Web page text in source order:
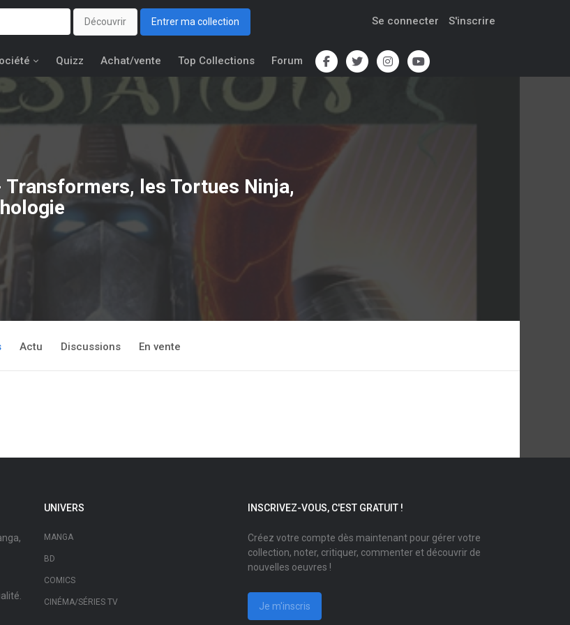
Découvrir Entrer ma collection Se connecter S'inscrire
Quizz Achat/vente Top Collections Forum
les Tortues Ninja,
Actu Discussions En vente
UNIVERS
MANGA
BD
COMICS
CINÉMA/SÉRIES TV
INSCRIVEZ-VOUS, C'EST GRATUIT !
Créez votre compte dès maintenant pour gérer votre
collection, noter, critiquer, commenter et découvrir de
nouvelles oeuvres !
Je m'inscris